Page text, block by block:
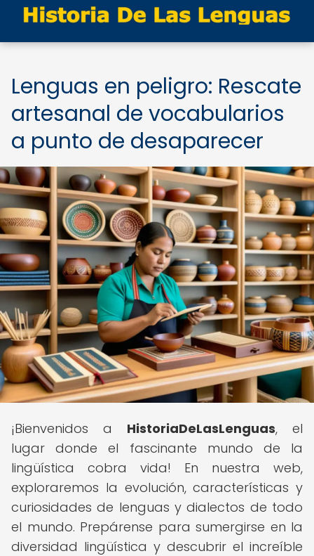
Lenguas en peligro: Rescate
artesanal de vocabularios
a punto de desaparecer
¡Bienvenidos a HistoriaDeLasLenguas, el
lugar donde el fascinante mundo de la
lingüística cobra vida! En nuestra web,
exploraremos la evolución, características y
curiosidades de lenguas y dialectos de todo
el mundo. Prepárense para sumergirse en la
diversidad lingüística y descubrir el increíble